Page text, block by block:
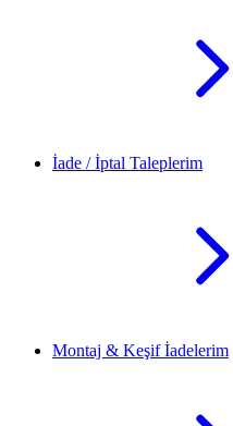
İade / İptal Taleplerim
Montaj & Keşif İadelerim